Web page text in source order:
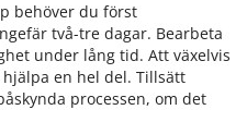
behöver du först
två-tre dagar. Bearbeta
under lång tid. Att växelvis
en hel del. Tillsätt
processen, om det